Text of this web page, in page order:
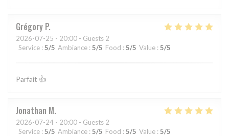
Grégory P
2026-07-25 - 20:00 - Guests 2
Service : 5/5 Ambiance : 5/5 Food : 5/5 Value : 5/5
Parfait 👍
Jonathan M
2026-07-24 - 20:00 - Guests 2
Service : 5/5 Ambiance : 5/5 Food : 5/5 Value : 5/5